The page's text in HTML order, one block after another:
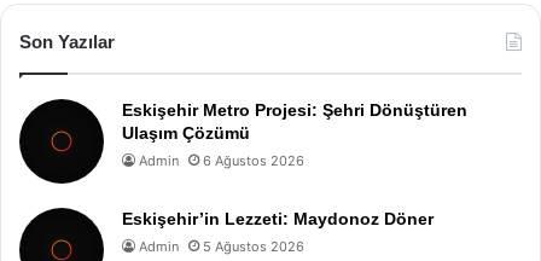
Son Yazılar
Eskişehir Metro Projesi: Şehri Dönüştüren
Ulaşım Çözümü
Admin 6 Ağustos 2026
Eskişehir’in Lezzeti: Maydonoz Döner
Admin 5 Ağustos 2026